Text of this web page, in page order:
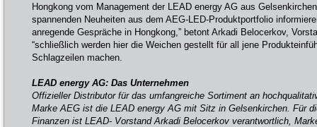
Hongkong vom Management der LEAD energy AG aus
spannenden Neuheiten aus dem AEG-LED-Produktportfolio
anregende Gespräche in Hongkong,” betont Arkadi Belocerkov,
“schließlich werden hier die Weichen gestellt für all jene
Schlagzeilen machen.
LEAD energy AG: Das Unternehmen
Offizieller Distributor für das umfangreiche Sortiment an
Marke AEG ist die LEAD energy AG mit Sitz in Gelsenkirchen. Für
Finanzen ist LEAD- Vorstand Arkadi Belocerkov verantwortlich,